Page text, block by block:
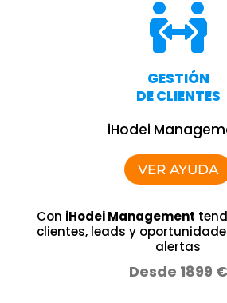

GESTIÓN
DE CLIENTES
iHodei
VER AYUDA
Con iHodei Management
clientes, leads y
alertas
Desde 1899 €